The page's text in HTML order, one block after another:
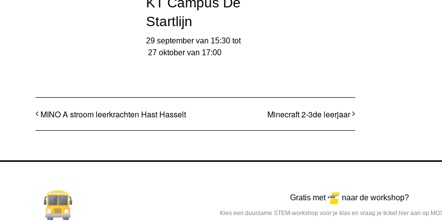
Startlijn
29 september van 15:30 tot
27 oktober van 17:00
MINO A stroom leerkrachten Hast Hasselt Minecraft 2-3de leerjaar
Gratis met naar de workshop?
Kies een duurzame STEM-workshop voor je klas en vraag je ticket hier aan op